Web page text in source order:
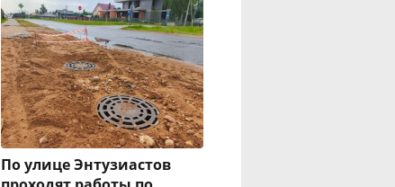
По улице Энтузиастов